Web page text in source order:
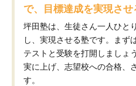
で、目標達成を実現させ
坪田塾は、生徒さん一人ひと
し、実現させる塾です。まず
テストと受験を打開しましょ
実に上げ、志望校への合格、
す。